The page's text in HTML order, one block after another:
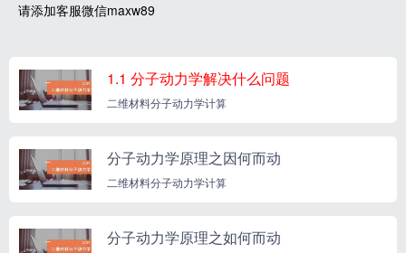
请添加客服微信maxw89
1.1 分子动力学解决什么问题
二维材料分子动力学计算
分子动力学原理之因何而动
二维材料分子动力学计算
分子动力学原理之如何而动